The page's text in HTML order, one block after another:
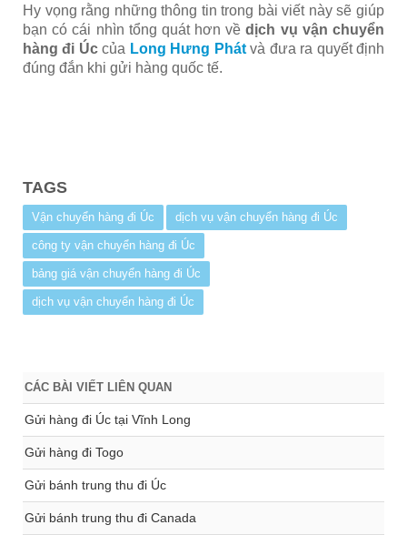
Hy vọng rằng những thông tin trong bài viết này sẽ giúp
bạn có cái nhìn tổng quát hơn vềdịch vụ vận chuyển
hàng đi Úccủa Long Hưng Phátvà đưa ra quyết định
đúng đắn khi gửi hàng quốc tế.
TAGS
Vận chuyển hàng đi Úc dịch vụ vận chuyển hàng đi Úc
công ty vận chuyển hàng đi Úc
bảng giá vận chuyển hàng đi Úc
dịch vụ vận chuyển hàng đi Úc
CÁC BÀI VIẾT LIÊN QUAN
Gửi hàng đi Úc tại Vĩnh Long
Gửi hàng đi Togo
Gửi bánh trung thu đi Úc
Gửi bánh trung thu đi Canada